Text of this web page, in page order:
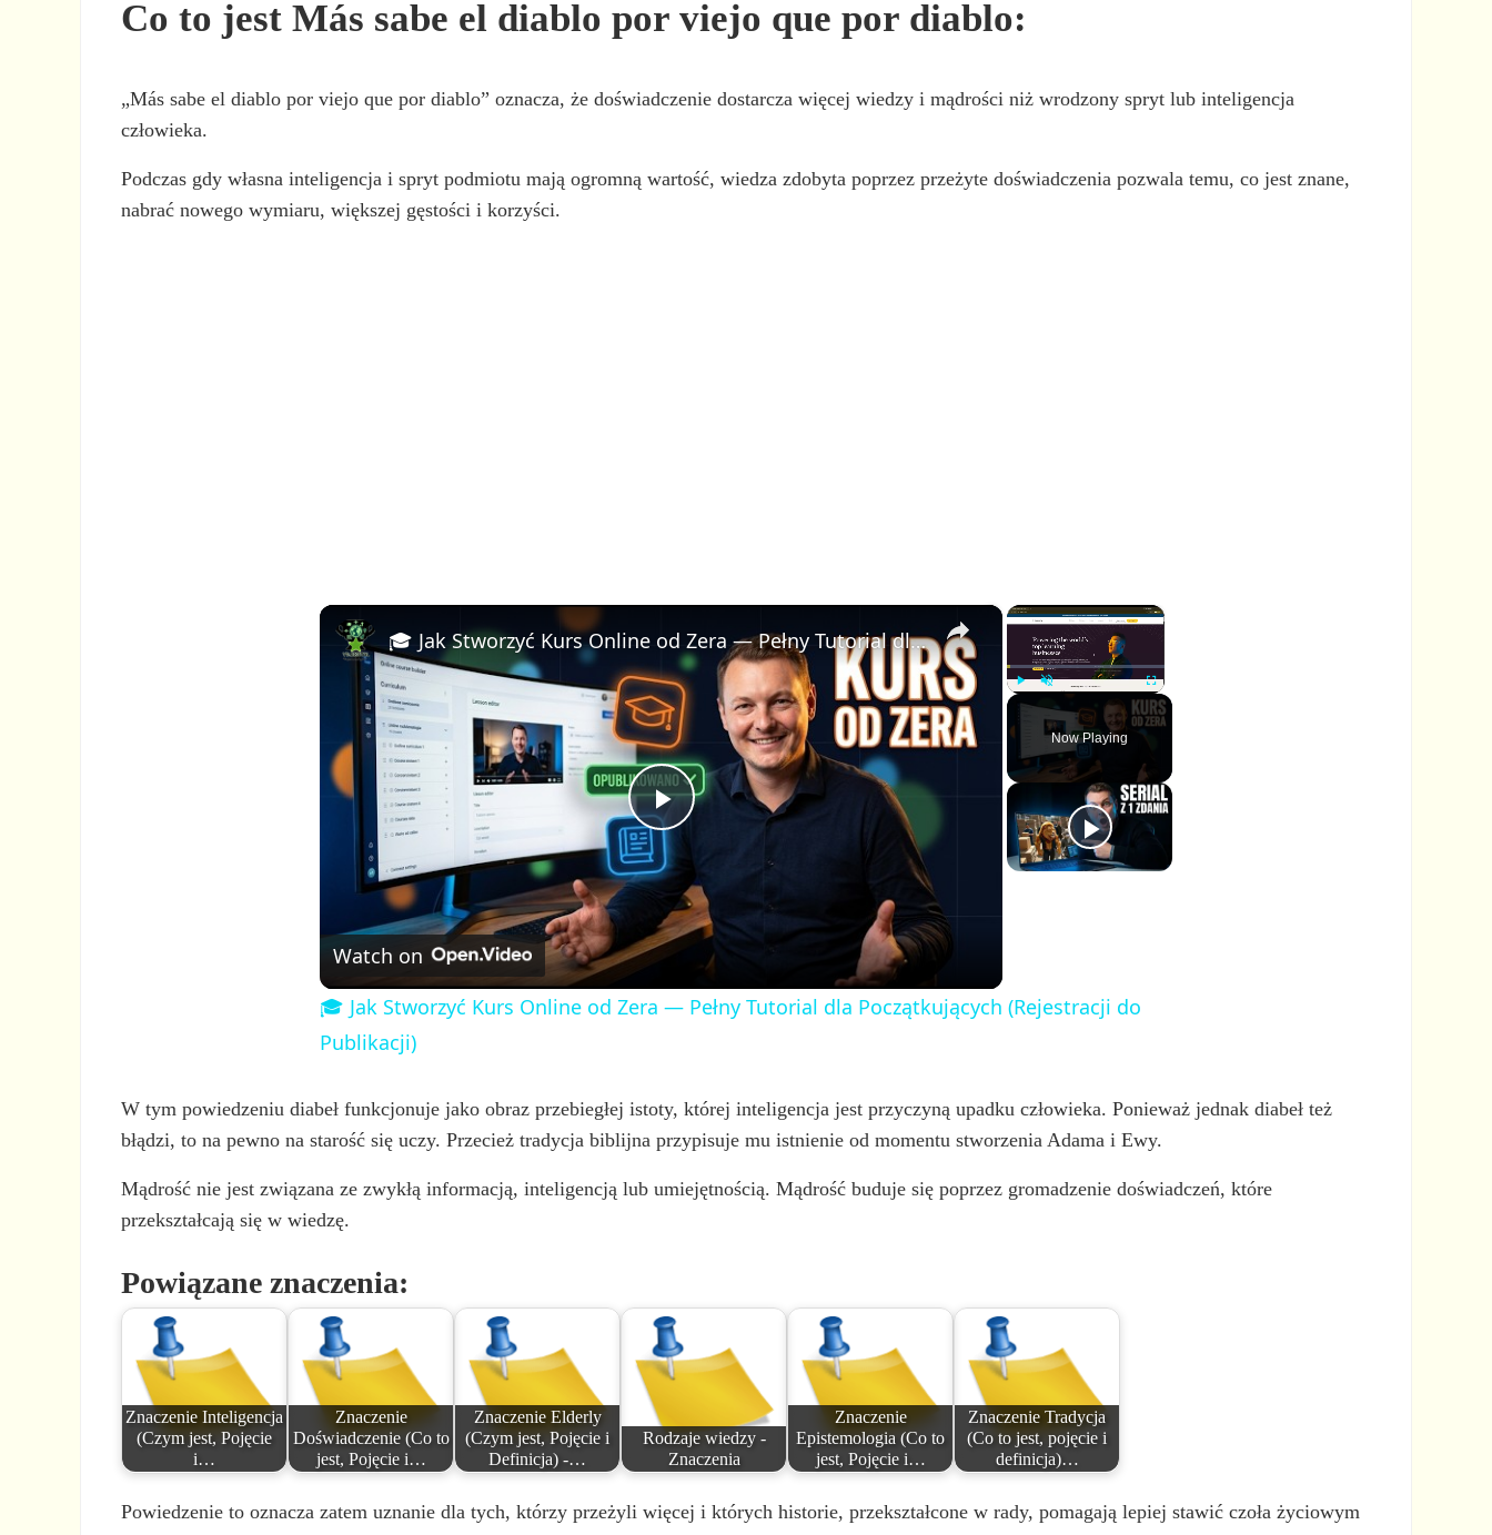
Co to jest Más sabe el diablo por viejo que por diablo:
„Más sabe el diablo por viejo que por diablo” oznacza, że doświadczenie dostarcza więcej wiedzy i mądrości niż wrodzony spryt lub inteligencja
człowieka.
Podczas gdy własna inteligencja i spryt podmiotu mają ogromną wartość, wiedza zdobyta poprzez przeżyte doświadczenia pozwala temu, co jest znane,
nabrać nowego wymiaru, większej gęstości i korzyści.
×
P
a
n
u
e
F
l
s
c
Now Playing
×
P
a
V
o
🎓 Jak Stworzyć Kurs Online od Zera — Pełny Tutorial dla Początkujących (Rejestracji do Publikacji)
Watch on
🎓 Jak Stworzyć Kurs Online od Zera — Pełny Tutorial dla Początkujących (Rejestracji do
Publikacji)
W tym powiedzeniu diabeł funkcjonuje jako obraz przebiegłej istoty, której inteligencja jest przyczyną upadku człowieka. Ponieważ jednak diabeł też
błądzi, to na pewno na starość się uczy. Przecież tradycja biblijna przypisuje mu istnienie od momentu stworzenia Adama i Ewy.
Mądrość nie jest związana ze zwykłą informacją, inteligencją lub umiejętnością. Mądrość buduje się poprzez gromadzenie doświadczeń, które
przekształcają się w wiedzę.
Powiązane znaczenia:
Znaczenie Inteligencja
(Czym jest, Pojęcie
i…
Znaczenie
Doświadczenie (Co to
jest, Pojęcie i…
Znaczenie Elderly
(Czym jest, Pojęcie i
Definicja) -…
Rodzaje wiedzy -
Znaczenia
Znaczenie
Epistemologia (Co to
jest, Pojęcie i…
Znaczenie Tradycja
(Co to jest, pojęcie i
definicja)…
Powiedzenie to oznacza zatem uznanie dla tych, którzy przeżyli więcej i których historie, przekształcone w rady, pomagają lepiej stawić czoła życiowym